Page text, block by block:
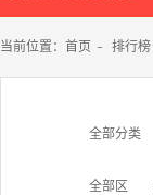
当前位置： 首页 - 排行榜
全部分类
全部区